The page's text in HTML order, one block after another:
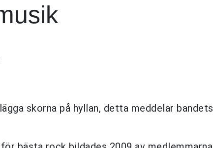
skorna på hyllan, detta meddelar bandets